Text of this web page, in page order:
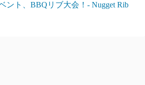
ント、BBQリブ大会！- Nugget Rib